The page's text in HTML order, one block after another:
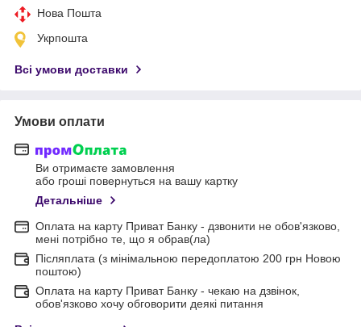
Нова Пошта
Укрпошта
Всі умови доставки
Умови оплати
Ви отримаєте замовлення
або гроші повернуться на вашу картку
Детальніше
Оплата на карту Приват Банку - дзвонити не обов'язково,
мені потрібно те, що я обрав(ла)
Післяплата (з мінімальною передоплатою 200 грн Новою
поштою)
Оплата на карту Приват Банку - чекаю на дзвінок,
обов'язково хочу обговорити деякі питання